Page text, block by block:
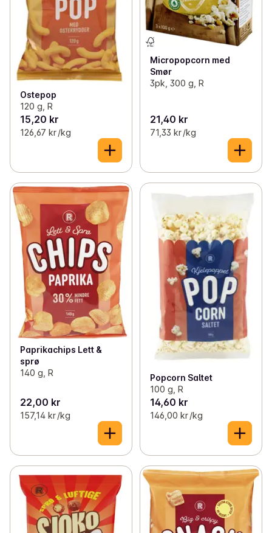
Ostepop
120 g, R
15,20 kr
126,67 kr /kg
Micropopcorn med
Smør
3pk, 300 g, R
21,40 kr
71,33 kr /kg
Paprikachips Lett &
sprø
140 g, R
22,00 kr
157,14 kr /kg
Popcorn Saltet
100 g, R
14,60 kr
146,00 kr /kg